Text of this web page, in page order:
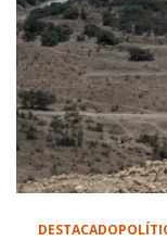
DESTACADO